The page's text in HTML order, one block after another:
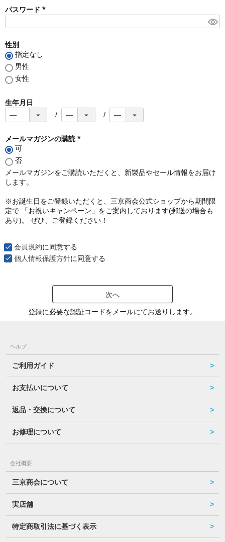
パスワード
必
性別
指定なし
男性
女性
生年月日
メールマガジンの購読
須
)
可
否
メールマガジンをご購読いただくと、新製品やセール情報をお届け
します。
※お誕生日をご登録いただくと、三京商会公式ショップから期間限
定で 「お祝いキャンペーン」をご案内しております(郵送の場合も
あり)。 ぜひ、ご登録ください！
会員規約に同意する
個人情報保護方針に同意する
次へ
登録に必要な認証コードをメールにてお送りします。
ヘルプ
ご利用ガイド
お支払いについて
返品・交換について
お修理について
会社概要
三京商会について
実店舗
特定商取引法に基づく表示